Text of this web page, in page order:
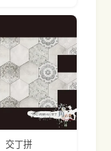
交丁拼